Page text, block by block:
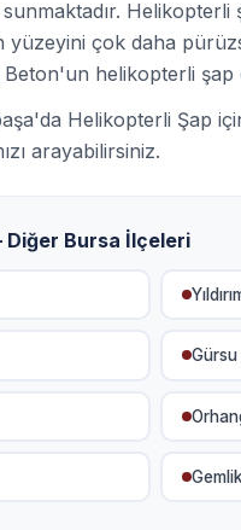
yüzeyini çok daha
Beton'un helikopterli
Helikopterli Şap
arayabilirsiniz.
Bursa İlçeleri
Gürsu
Gemlik